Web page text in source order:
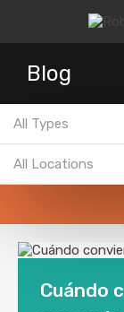
Blog
All Types
All Locations
Cuándo